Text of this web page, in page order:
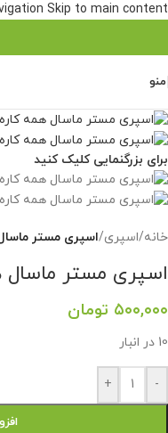
Skip to main content
منو
برای بزرگنمایی کلیک کنید
خانه/اسپری/اسپری مستر
اسپری مستر ماسال
۵۰۰,۰۰۰ تومان
10 در انبار
-
+